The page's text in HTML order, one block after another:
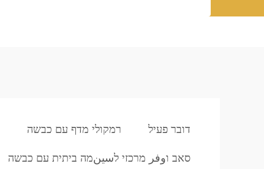
דובר פעיל רמקולי מדף עם כבשה
סאב וوفر מרכזי לسينמה ביתית עם כבשה